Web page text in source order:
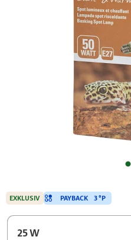
25 W
EXKLUSIV PAYBACK 3 °P